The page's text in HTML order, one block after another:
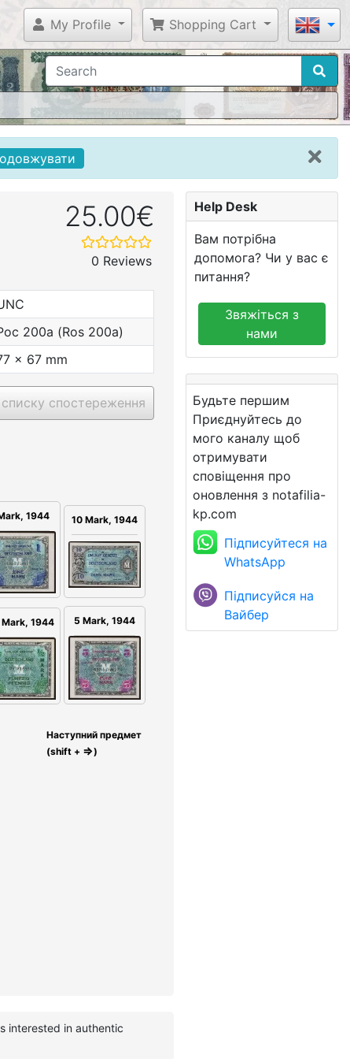
My Profile Shopping Cart
25.00€
0 Reviews
200а (Ros 200a)
x 67 mm
спостереження
1944 10 Mark, 1944
1944 5 Mark, 1944
Наступний предмет
(shift + ⇒)
interested in authentic
Help Desk
Вам потрібна
допомога? Чи у вас є
питання?
Звяжіться з
нами
Будьте першим
Приєднуйтесь до
мого каналу щоб
отримувати
сповіщення про
оновлення з notafilia-
kp.com
Підписуйтеся на
WhatsApp
Підписуйся на
Вайбер